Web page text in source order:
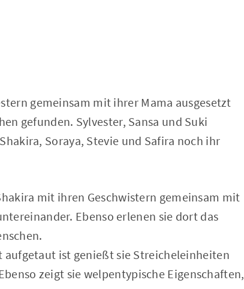
gemeinsam mit ihrer Mama ausgesetzt
gefunden. Sylvester, Sansa und Suki
Soraya, Stevie und Safira noch ihr
mit ihren Geschwistern gemeinsam mit
Ebenso erlenen sie dort das
aufgetaut ist genießt sie Streicheleinheiten
zeigt sie welpentypische Eigenschaften,